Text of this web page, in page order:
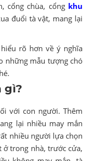
cổng chùa, cổng khu
đuổi tà vật, mang lại
rõ hơn về ý nghĩa
những mẫu tượng chó
gì?
với con người. Thêm
lại nhiều may mắn
nhiều người lựa chọn
trong nhà, trước cửa,